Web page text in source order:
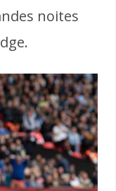
noites